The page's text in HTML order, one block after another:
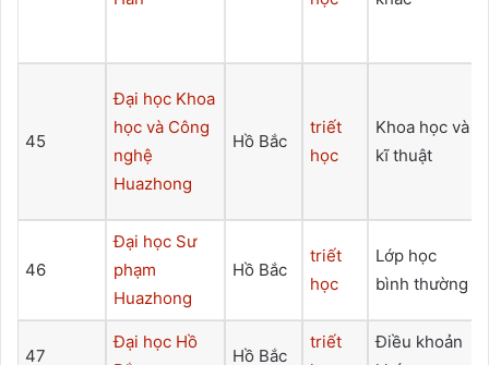
45
Đại học Khoa
học và Công
nghệ
Huazhong
Hồ Bắc
triết
học
Khoa học và
kĩ thuật
46
Đại học Sư
phạm
Huazhong
Hồ Bắc
triết
học
Lớp học
bình thường
47
Đại học Hồ
Hồ Bắc
triết
Điều khoản